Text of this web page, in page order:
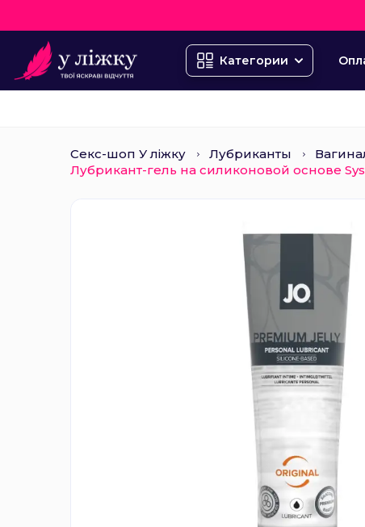
Категории
Секс-шоп У ліжку Лубриканты
Лубрикант-гель на силиконовой основе